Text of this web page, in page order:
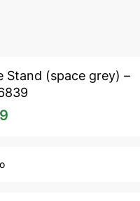
Stand (space grey) –